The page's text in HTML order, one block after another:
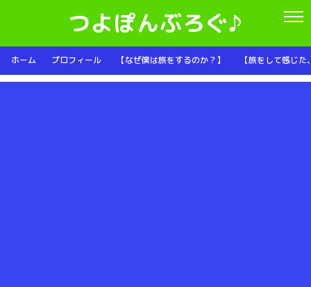
つよぽんぶろぐ♪
ホーム プロフィール 【なぜ僕は旅をするのか？】 【旅をして感じ